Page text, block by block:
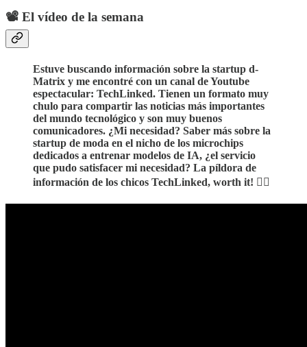
📽️ El vídeo de la semana
Estuve buscando información sobre la startup d-
Matrix y me encontré con un canal de Youtube
espectacular: TechLinked. Tienen un formato muy
chulo para compartir las noticias más importantes
del mundo tecnológico y son muy buenos
comunicadores. ¿Mi necesidad? Saber más sobre la
startup de moda en el nicho de los microchips
dedicados a entrenar modelos de IA, ¿el servicio
que pudo satisfacer mi necesidad? La píldora de
información de los chicos TechLinked, worth it! 👌🏻